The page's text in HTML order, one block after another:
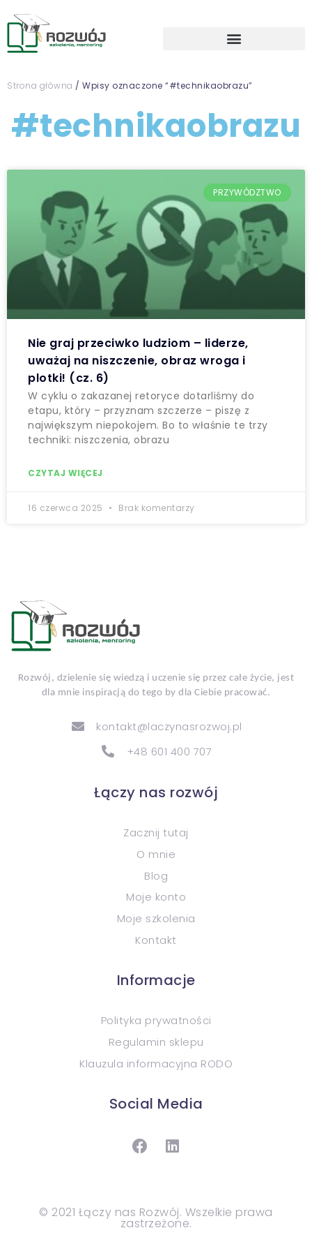
Strona główna / Wpisy oznaczone “#technikaobrazu”
#technikaobrazu
PRZYWÓDZTWO
Nie graj przeciwko ludziom – liderze,
uważaj na niszczenie, obraz wroga i
plotki! (cz. 6)
W cyklu o zakazanej retoryce dotarliśmy do
etapu, który – przyznam szczerze – piszę z
największym niepokojem. Bo to właśnie te trzy
techniki: niszczenia, obrazu
CZYTAJ WIĘCEJ
16 czerwca 2025 Brak komentarzy
Rozwój, dzielenie się wiedzą i uczenie się przez całe życie, jest
dla mnie inspiracją do tego by dla Ciebie pracować.
kontakt@laczynasrozwoj.pl
+48 601 400 707
Łączy nas rozwój
Zacznij tutaj
O mnie
Blog
Moje konto
Moje szkolenia
Kontakt
Informacje
Polityka prywatności
Regulamin sklepu
Klauzula informacyjna RODO
Social Media
© 2021 Łączy nas Rozwój. Wszelkie prawa
zastrzeżone.